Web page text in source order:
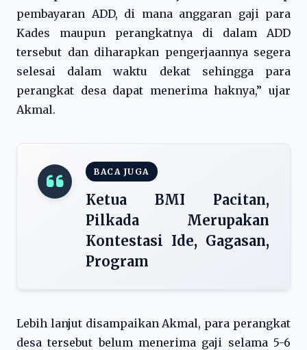
pembayaran ADD, di mana anggaran gaji para
Kades maupun perangkatnya di dalam ADD
tersebut dan diharapkan pengerjaannya segera
selesai dalam waktu dekat sehingga para
perangkat desa dapat menerima haknya,” ujar
Akmal.
BACA JUGA
Ketua BMI Pacitan,
Pilkada Merupakan
Kontestasi Ide, Gagasan,
Program
Lebih lanjut disampaikan Akmal, para perangkat
desa tersebut belum menerima gaji selama 5-6